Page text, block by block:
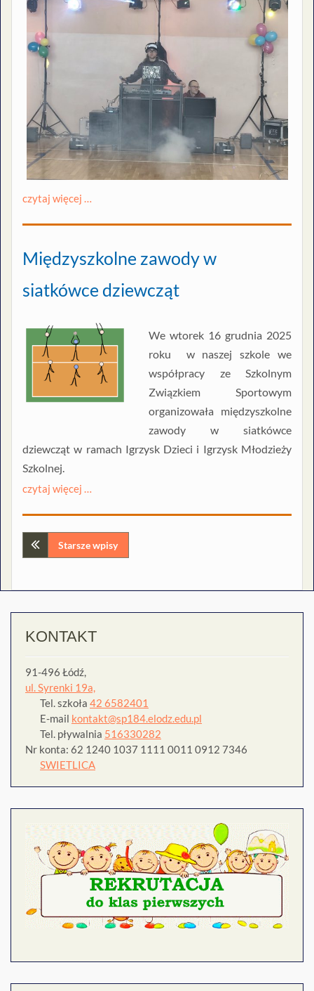
czytaj więcej …
Międzyszkolne zawody w
siatkówce dziewcząt
We wtorek 16 grudnia 2025
roku w naszej szkole we
współpracy ze Szkolnym
Związkiem Sportowym
organizowała międzyszkolne
zawody w siatkówce
dziewcząt w ramach Igrzysk Dzieci i Igrzysk Młodzieży
Szkolnej.
czytaj więcej …
Nawigacja
wpisach
Starsze wpisy
KONTAKT
91-496 Łódź,
ul. Syrenki 19a,
Tel. szkoła 42 6582401
E-mail kontakt@sp184.elodz.edu.pl
Tel. pływalnia 516330282
Nr konta: 62 1240 1037 1111 0011 0912 7346
SWIETLICA